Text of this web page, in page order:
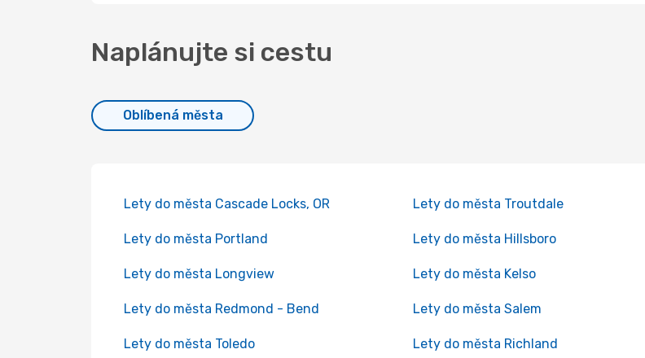
Naplánujte si cestu
Oblíbená města
Lety do města Cascade Locks, OR Lety do města Troutdale
Lety do města Portland Lety do města Hillsboro
Lety do města Longview Lety do města Kelso
Lety do města Redmond - Bend Lety do města Salem
Lety do města Toledo Lety do města Richland